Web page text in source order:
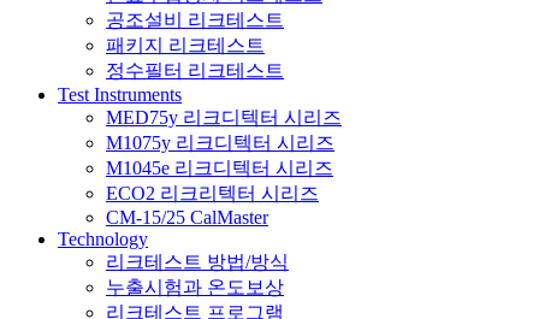
공조설비 리크테스트
패키지 리크테스트
정수필터 리크테스트
Test Instruments
MED75y 리크디텍터 시리즈
M1075y 리크디텍터 시리즈
M1045e 리크디텍터 시리즈
ECO2 리크리텍터 시리즈
CM-15/25 CalMaster
Technology
리크테스트 방법/방식
누출시험과 온도보상
리크테스트 프로그램